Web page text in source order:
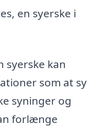
en syerske i
syerske kan
som at sy
syninger og
forlænge